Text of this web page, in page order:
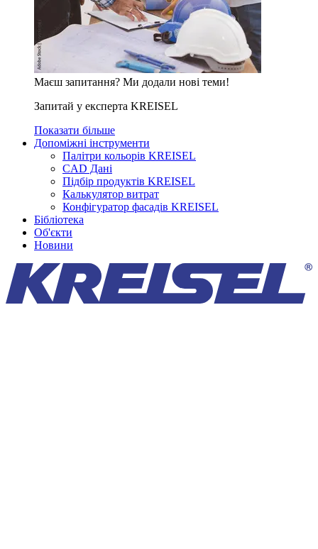
Маєш запитання? Ми додали нові теми!
Запитай у експерта KREISEL
Показати більше
Допоміжні інструменти
Палітри кольорів KREISEL
CAD Дані
Підбір продуктів KREISEL
Калькулятор витрат
Конфігуратор фасадів KREISEL
Бібліотека
Об'єкти
Новини